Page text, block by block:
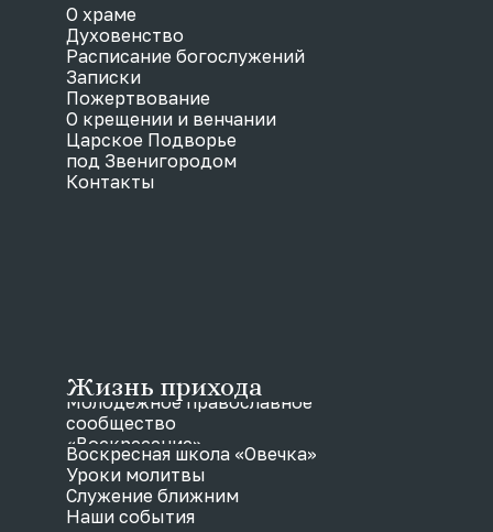
О храме
Духовенство
Расписание богослужений
Записки
Пожертвование
О крещении и венчании
Царское Подворье
под Звенигородом
Контакты
Жизнь прихода
Молодежное православное
сообщество
«Воскресение»
Воскресная школа «Овечка»
Уроки молитвы
Служение ближним
Наши события